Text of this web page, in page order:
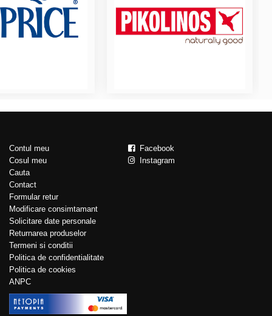
Contul meu
Cosul meu
Cauta
Contact
Formular retur
Modificare consimtamant
Solicitare date personale
Returnarea produselor
Termeni si conditii
Politica de confidentialitate
Politica de cookies
ANPC
Facebook
Instagram